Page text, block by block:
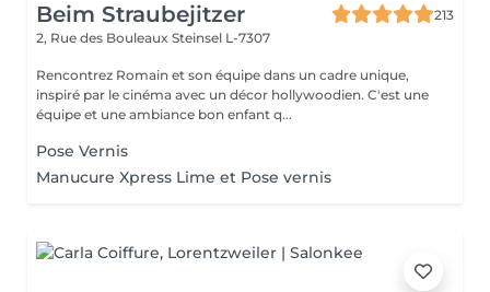
Beim Straubejitzer
213
2, Rue des Bouleaux Steinsel L-7307
Rencontrez Romain et son équipe dans un cadre unique,
inspiré par le cinéma avec un décor hollywoodien. C'est une
équipe et une ambiance bon enfant q...
Pose Vernis
Manucure Xpress Lime et Pose vernis